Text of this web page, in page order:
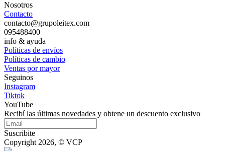
Nosotros
Contacto
contacto@grupoleitex.com
095488400
info & ayuda
Políticas de envíos
Políticas de cambio
Ventas por mayor
Seguinos
Instagram
Tiktok
YouTube
Recibí las últimas novedades y obtene un descuento exclusivo
Suscribite
Copyright 2026, © VCP